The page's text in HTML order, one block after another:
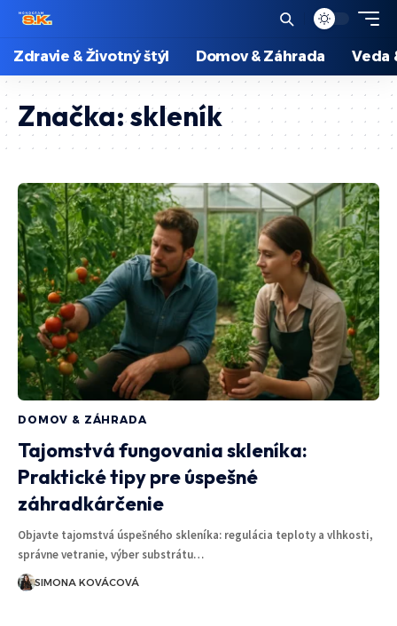
Zdravie & Životný štýl Domov & Záhrada Veda
Značka:skleník
DOMOV & ZÁHRADA
Tajomstvá fungovania skleníka:
Praktické tipy pre úspešné
záhradkárčenie
Objavte tajomstvá úspešného skleníka: regulácia teploty a vlhkosti,
správne vetranie, výber substrátu…
SIMONA KOVÁCOVÁ